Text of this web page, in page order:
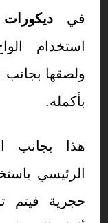
في
استخدام
ولصقها بجانب
بأكمله.
هذا بجانب
الرئيسي
حجرية فيتم